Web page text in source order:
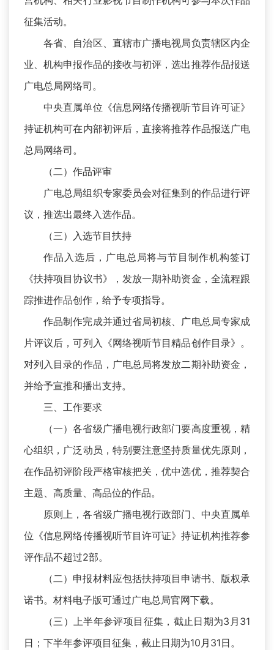
征集活动。
各省、自治区、直辖市广播电视局负责辖区内企
业、机构申报作品的接收与初评，选出推荐作品报送
广电总局网络司。
中央直属单位《信息网络传播视听节目许可证》
持证机构可在内部初评后，直接将推荐作品报送广电
总局网络司。
（二）作品评审
广电总局组织专家委员会对征集到的作品进行评
议，推选出最终入选作品。
（三）入选节目扶持
作品入选后，广电总局将与节目制作机构签订
《扶持项目协议书》，发放一期补助资金，全流程跟
踪推进作品创作，给予专项指导。
作品制作完成并通过省局初核、广电总局专家成
片评议后，可列入《网络视听节目精品创作目录》。
对列入目录的作品，广电总局将发放二期补助资金，
并给予宣推和播出支持。
三、工作要求
（一）各省级广播电视行政部门要高度重视，精
心组织，广泛动员，特别要注意坚持质量优先原则，
在作品初评阶段严格审核把关，优中选优，推荐契合
主题、高质量、高品位的作品。
原则上，各省级广播电视行政部门、中央直属单
位《信息网络传播视听节目许可证》持证机构推荐参
评作品不超过2部。
（二）申报材料应包括扶持项目申请书、版权承
诺书。材料电子版可通过广电总局官网下载。
（三）上半年参评项目征集，截止日期为3月31
日；下半年参评项目征集，截止日期为10月31日。